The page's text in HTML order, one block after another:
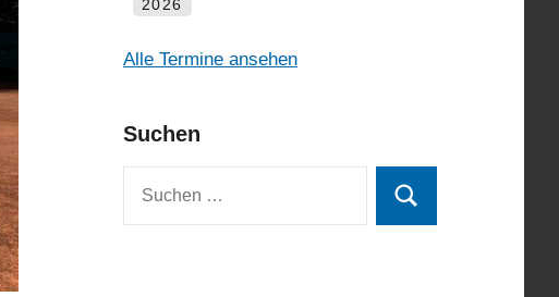
2026
Alle Termine ansehen
Suchen
Suchen